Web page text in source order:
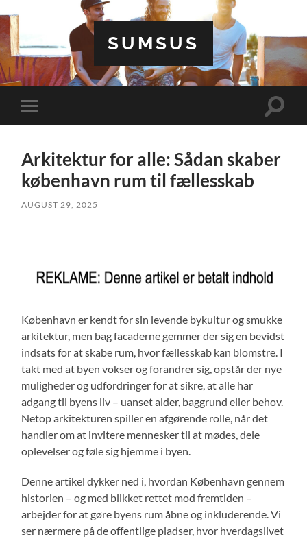
SUMSUS
Toggle
mobile
Toggle
Arkitektur for alle: Sådan skaber
københavn rum til fællesskab
AUGUST 29, 2025
København er kendt for sin levende bykultur og smukke
arkitektur, men bag facaderne gemmer der sig en bevidst
indsats for at skabe rum, hvor fællesskab kan blomstre. I
takt med at byen vokser og forandrer sig, opstår der nye
muligheder og udfordringer for at sikre, at alle har
adgang til byens liv – uanset alder, baggrund eller behov.
Netop arkitekturen spiller en afgørende rolle, når det
handler om at invitere mennesker til at mødes, dele
oplevelser og føle sig hjemme i byen.
Denne artikel dykker ned i, hvordan København gennem
historien – og med blikket rettet mod fremtiden –
arbejder for at gøre byens rum åbne og inkluderende. Vi
ser nærmere på de offentlige pladser, hvor hverdagslivet